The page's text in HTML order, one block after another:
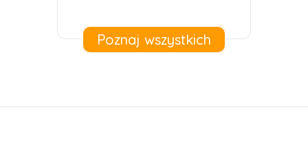
Poznaj wszystkich